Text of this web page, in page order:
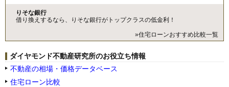
りそな銀行
借り換えするなら、りそな銀行がトップクラスの低金利！
»住宅ローンおすすめ比較一覧
ダイヤモンド不動産研究所のお役立ち情報
不動産の相場・価格データベース
住宅ローン比較